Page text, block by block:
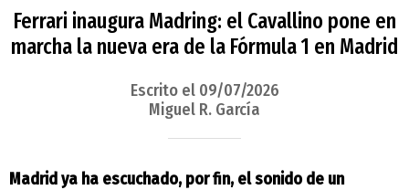
Ferrari inaugura Madring: el Cavallino pone en
marcha la nueva era de la Fórmula 1 en Madrid
Escrito el 09/07/2026
Miguel R. García
Madrid ya ha escuchado, por fin, el sonido de un